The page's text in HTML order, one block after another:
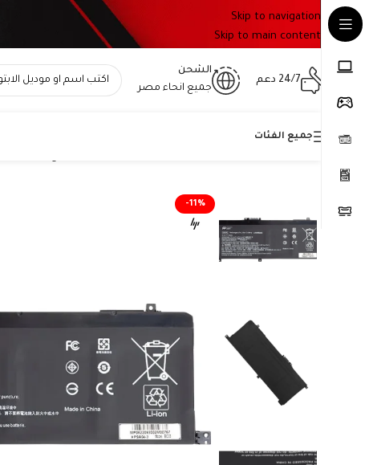
Skip to navigation
Skip to main content
24/7 دعم
الشحن
جميع انحاء مصر
جميع الفئات
-11%